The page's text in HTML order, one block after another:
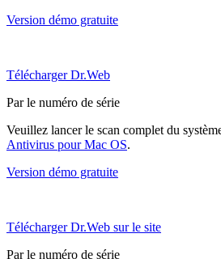
Version démo gratuite
Télécharger Dr.Web
Par le numéro de série
Veuillez lancer le scan complet du
Antivirus pour Mac OS.
Version démo gratuite
Télécharger Dr.Web sur le site
Par le numéro de série